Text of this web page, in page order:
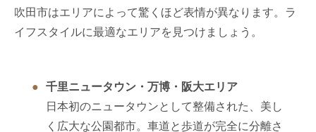
吹田市はエリアによって驚くほど表情が異なります。ラ
イフスタイルに最適なエリアを見つけましょう。
千里ニュータウン・万博・阪大エリア
日本初のニュータウンとして整備された、美し
く広大な公園都市。車道と歩道が完全に分離さ